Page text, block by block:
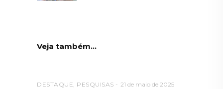
Veja também...
DESTAQUE, PESQUISAS 21 de maio de 2025